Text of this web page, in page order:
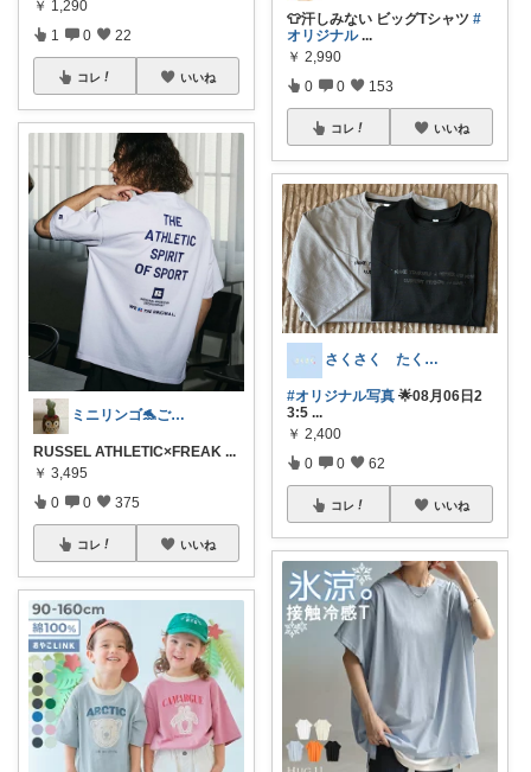
￥ 1,290
1 0 22
コレ いいね
ミニリンゴ🐬ご縁に感謝🌻ありがとう
RUSSEL ATHLETIC×FREAK ...
￥ 3,495
0 0 375
コレ いいね
👕汗しみない ビッグTシャツ #
オリジナル ...
￥ 2,990
0 0 153
コレ いいね
さくさく たくさんの訪問感謝です🙇
#オリジナル写真 🌟08月06日2
3:5 ...
￥ 2,400
0 0 62
コレ いいね